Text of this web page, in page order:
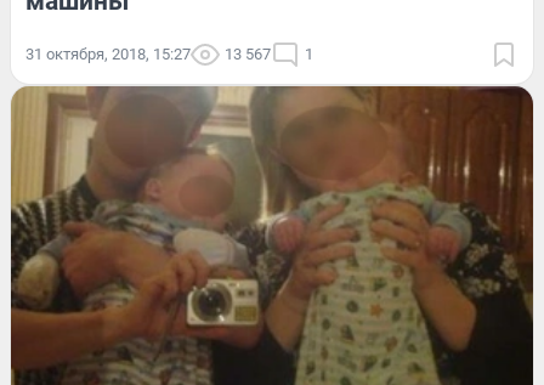
31 октября, 2018, 15:27 13 567 1